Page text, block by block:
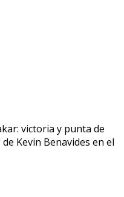
victoria y punta de
Kevin Benavides en el